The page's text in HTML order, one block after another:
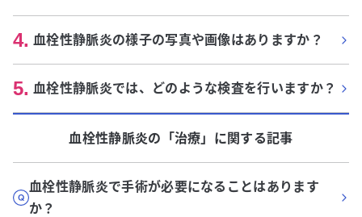
4. 血栓性静脈炎の様子の写真や画像はありますか？
5. 血栓性静脈炎では、どのような検査を行いますか？
血栓性静脈炎の「治療」に関する記事
血栓性静脈炎で手術が必要になることはあります
か？